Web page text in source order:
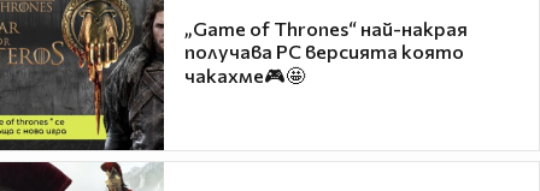
„Game of Thrones“ най-накрая
получава PC версията която
чакахме🎮🤩